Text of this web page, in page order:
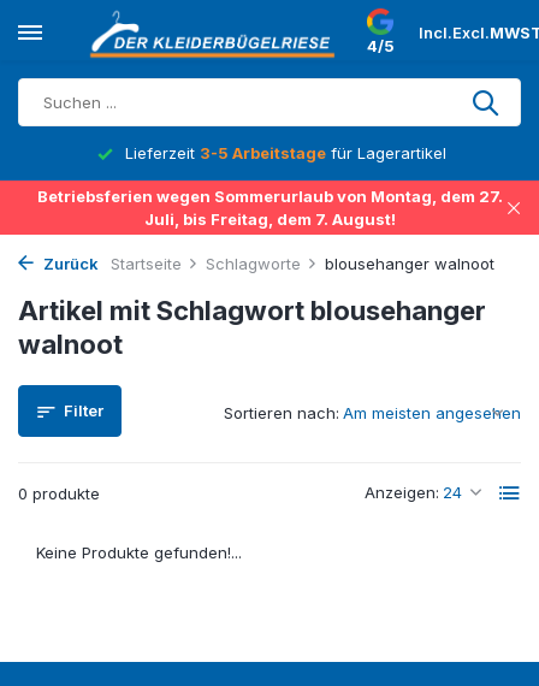
4/5
Incl.Excl.
Lieferzeit 3-5 Arbeitstage für Lagerartikel
Betriebsferien wegen Sommerurlaub von Montag, dem 27.
Juli, bis Freitag, dem 7. August!
Zurück Startseite Schlagworte blousehanger walnoot
Artikel mit Schlagwort blousehanger
walnoot
Filter
0 produkte Anzeigen:
Sortieren nach:
Keine Produkte gefunden!...